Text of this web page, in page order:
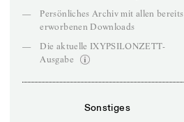
—
Persönliches Archiv mit allen bereits
erworbenen Downloads
—
Die aktuelle IXYPSILONZETT-
Ausgabe
Sonstiges